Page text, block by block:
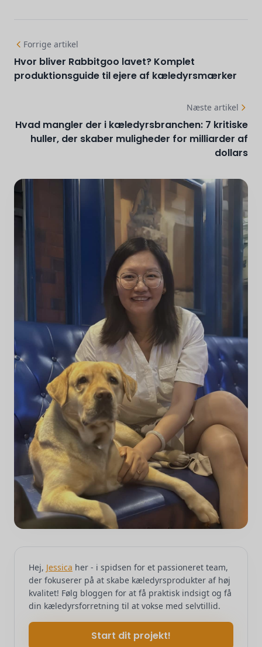
Forrige artikel
Hvor bliver Rabbitgoo lavet? Komplet
produktionsguide til ejere af kæledyrsmærker
Næste artikel
Hvad mangler der i kæledyrsbranchen: 7 kritiske
huller, der skaber muligheder for milliarder af
dollars
Hej, Jessica her - i spidsen for et passioneret team,
der fokuserer på at skabe kæledyrsprodukter af høj
kvalitet! Følg bloggen for at få praktisk indsigt og få
din kæledyrsforretning til at vokse med selvtillid.
Start dit projekt!